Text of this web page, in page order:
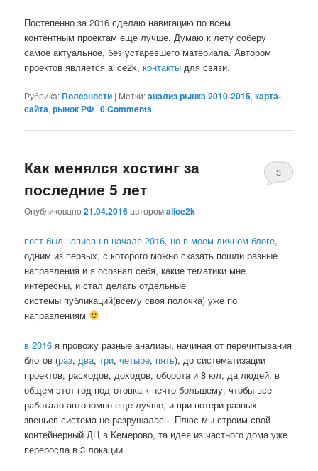
Постепенно за 2016 сделаю навигацию по всем
контентным проектам еще лучше. Думаю к лету соберу
самое актуальное, без устаревшего материала. Автором
проектов является alice2k,контакты для связи.
Рубрика:Полезности | Метки:анализ рынка 2010-2015,карта-
сайта,рынок РФ |0 Comments
Как менялся хостинг за
последние 5 лет
Опубликовано21.04.2016авторомalice2k
3
пост был написан в начале 2016, но в моем личном блоге,
одним из первых, с которого можно сказать пошли разные
направления и я осознал себя, какие тематики мне
интересны, и стал делать отдельные
системы публикаций(всему своя полочка) уже по
направлениям
в 2016 я провожу разные анализы, начиная от перечитывания
блогов (раз, два,три,четыре, пять), до систематизации
проектов, расходов, доходов, оборота и 8 юл, да людей. в
общем этот год подготовка к нечто большему, чтобы все
работало автономно еще лучше, и при потери разных
звеньев система не разрушалась. Плюс мы строим свой
контейнерный ДЦ в Кемерово, та идея из частного дома уже
переросла в 3 локации.